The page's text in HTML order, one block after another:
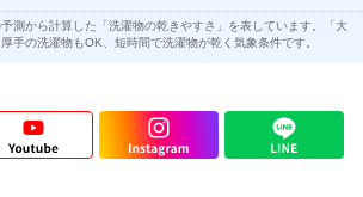
測から計算した「洗濯物の乾きやすさ」を表しています。「大
手の洗濯物もOK、短時間で洗濯物が乾く気象条件です。